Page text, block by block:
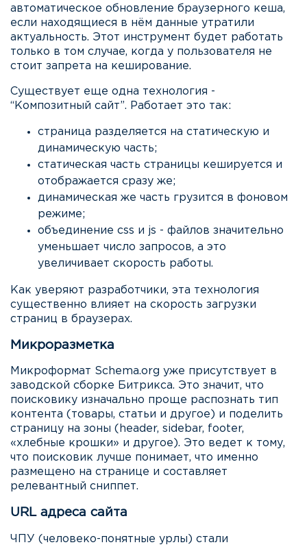
автоматическое обновление браузерного кеша,
если находящиеся в нём данные утратили
актуальность. Этот инструмент будет работать
только в том случае, когда у пользователя не
стоит запрета на кеширование.
Существует еще одна технология -
“Композитный сайт”. Работает это так:
страница разделяется на статическую и
динамическую часть;
статическая часть страницы кешируется и
отображается сразу же;
динамическая же часть грузится в фоновом
режиме;
объединение css и js - файлов значительно
уменьшает число запросов, а это
увеличивает скорость работы.
Как уверяют разработчики, эта технология
существенно влияет на скорость загрузки
страниц в браузерах.
Микроразметка
Микроформат Schema.org уже присутствует в
заводской сборке Битрикса. Это значит, что
поисковику изначально проще распознать тип
контента (товары, статьи и другое) и поделить
страницу на зоны (header, sidebar, footer,
«хлебные крошки» и другое). Это ведет к тому,
что поисковик лучше понимает, что именно
размещено на странице и составляет
релевантный сниппет.
URL адреса сайта
ЧПУ (человеко-понятные урлы) стали